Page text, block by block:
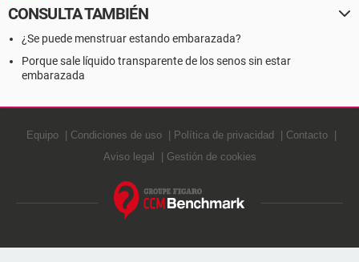
CONSULTA TAMBIÉN
¿Se puede menstruar estando embarazada?
Porque sale líquido transparente de los senos sin estar
embarazada
Equipo Condiciones de uso Política de privacidad
Contacto
Aviso legal
Gestión de cookies